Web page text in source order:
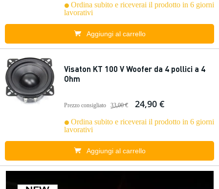
Ordina subito e riceverai il prodotto in 6 giorni
lavorativi
Aggiungi al carrello
Visaton KT 100 V Woofer da 4 pollici a 4
Ohm
Prezzo consigliato 33,00 € 24,90 €
Ordina subito e riceverai il prodotto in 6 giorni
lavorativi
Aggiungi al carrello